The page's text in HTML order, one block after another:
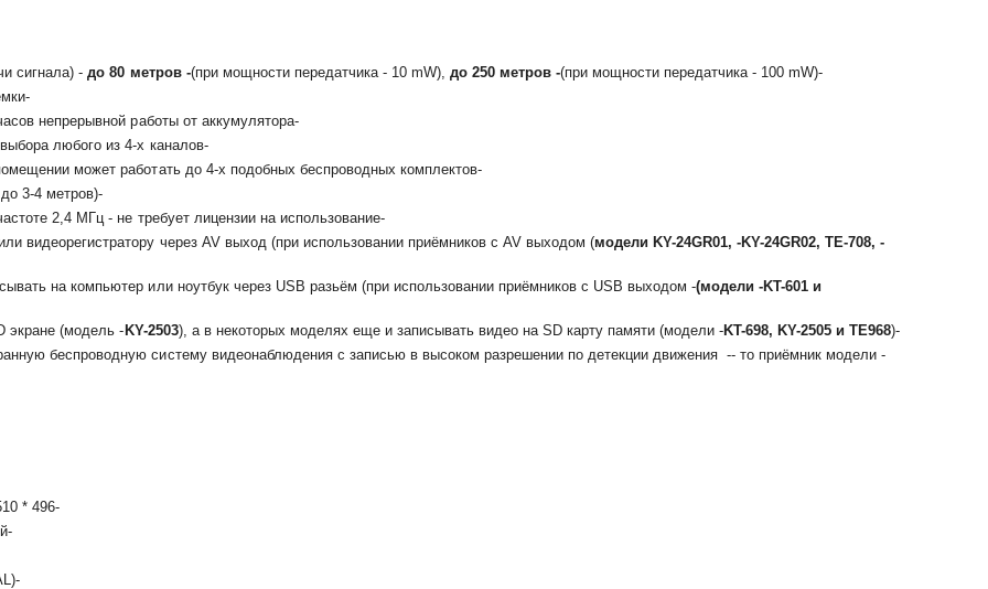
сигнала) -до 80 метров -(при мощности передатчика - 10 mW), до 250 метров -(при мощности передатчика - 100 mW)-
непрерывной работы от аккумулятора-
любого из 4-х каналов-
может работать до 4-х подобных беспроводных комплектов-
3-4 метров)-
2,4 МГц - не требует лицензии на использование-
видеорегистратору через AV выход (при использовании приёмников с AV выходом (модели KY-24GR01, -KY-24GR02, TE-708, -
на компьютер или ноутбук через USB разьём (при использовании приёмников с USB выходом -(модели -KT-601 и
экране (модель -KY-2503), а в некоторых моделях еще и записывать видео на SD карту памяти (модели -KT-698, KY-2505 и TE968)-
беспроводную систему видеонаблюдения с записью в высоком разрешении по детекции движения -- то приёмник модели -
* 496-